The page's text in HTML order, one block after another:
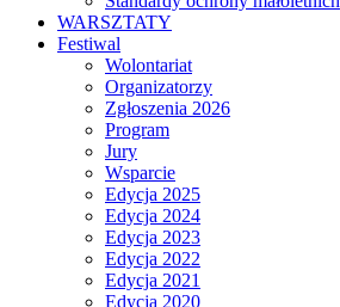
WARSZTATY
Festiwal
Wolontariat
Organizatorzy
Zgłoszenia 2026
Program
Jury
Wsparcie
Edycja 2025
Edycja 2024
Edycja 2023
Edycja 2022
Edycja 2021
Edycja 2020